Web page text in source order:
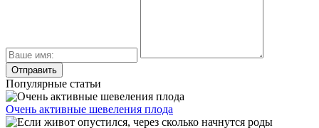
Популярные статьи
Очень активные шевеления плода